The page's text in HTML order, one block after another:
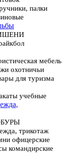
палки
мебель
охотничьи
для туризма
учебные
трикотаж
офицерские
командирские